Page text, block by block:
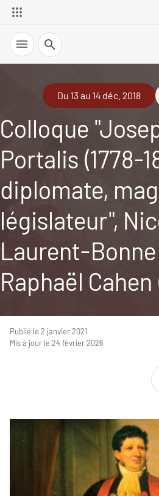
Recherche
Du 13 au 14 déc. 2018
Colloque
Portalis (1778-
diplomate,
législateur",
Laurent-
Raphaël Cahen
Publié le 2 janvier 2021
Mis à jour le 24 février 2026